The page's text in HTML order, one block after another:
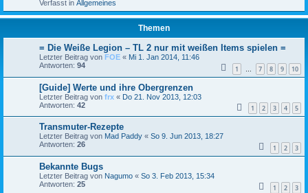
Verfasst in Allgemeines
Themen
= Die Weiße Legion – TL 2 nur mit weißen Items spielen =
Letzter Beitrag von FOE « Mi 1. Jan 2014, 11:46
Antworten: 94 1 … 7 8 9 10
[Guide] Werte und ihre Obergrenzen
Letzter Beitrag von frx « Do 21. Nov 2013, 12:03
Antworten: 42 1 2 3 4 5
Transmuter-Rezepte
Letzter Beitrag von Mad Paddy « So 9. Jun 2013, 18:27
Antworten: 26 1 2 3
Bekannte Bugs
Letzter Beitrag von Nagumo « So 3. Feb 2013, 15:34
Antworten: 25 1 2 3